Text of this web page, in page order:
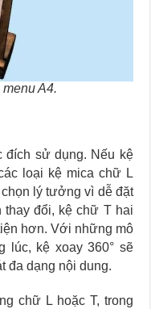
A4.
đích sử dụng. Nếu kệ
loại kệ mica chữ L
lý tưởng vì dễ đặt
thay đổi, kệ chữ T hai
hơn. Với những mô
lúc, kệ xoay 360° sẽ
đa dạng nội dung.
chữ L hoặc T, trong